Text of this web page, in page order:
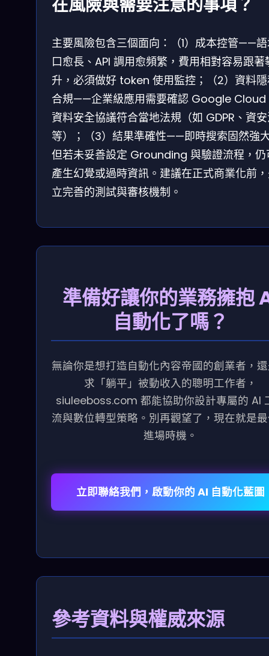
在風險與需要注意的事項？
主要風險包含三個面向：（1）成本控管——
口愈長、API 調用愈頻繁，費用相對容易跟著
升，必須做好 token 使用監控；（2）資料
合規——企業級應用需要確認 Google Cloud
資料安全協議符合當地法規（如 GDPR、資
等）；（3）結果準確性——即時搜索固然強
但若未妥善設定 Grounding 與驗證流程，仍
產生幻覺或過時資訊。建議在正式商業化前
立完善的測試與審核機制。
準備好讓你的業務擁抱
自動化了嗎？
無論你是想打造自動化內容帝國的創業者，
求「躺平」被動收入的聰明工作者，
siuleeboss.com 都能協助你設計專屬的 AI
流與數位轉型策略。別再觀望了，現在就是
進場時機。
立即聯絡我們，啟動你的 AI 自動化藍圖
參考資料與權威來源